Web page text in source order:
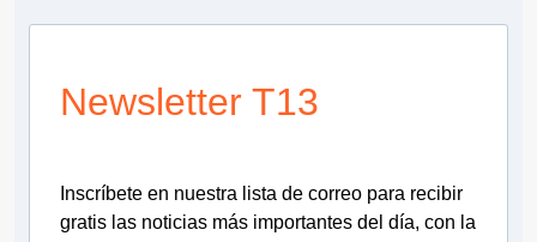
Newsletter T13
Inscríbete en nuestra lista de correo para recibir
gratis las noticias más importantes del día, con la